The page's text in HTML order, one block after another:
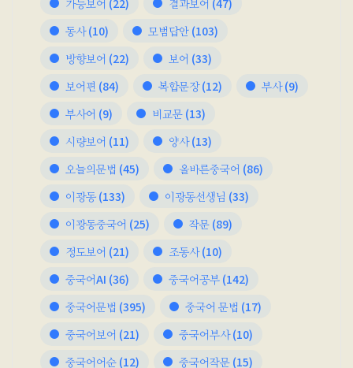
가능보어 (22) 결과보어 (47)
동사(10) 모범답안 (103)
방향보어 (22) 보어 (33)
보어편 (84) 복합문장(12) 부사(9)
부사어 (9) 비교문 (13)
시량보어 (11) 양사(13)
오늘의문법 (45) 올바른중국어 (86)
이광동 (133) 이광동선생님 (33)
이광동중국어 (25) 작문 (89)
정도보어 (21) 조동사(10)
중국어AI (36) 중국어공부 (142)
중국어문법 (395) 중국어 문법 (17)
중국어보어 (21) 중국어부사(10)
중국어어순 (12) 중국어작문 (15)